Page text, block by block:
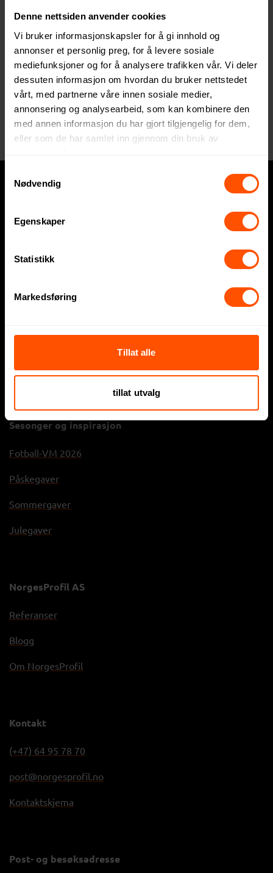
Denne nettsiden anvender cookies
Vi bruker informasjonskapsler for å gi innhold og
annonser et personlig preg, for å levere sosiale
mediefunksjoner og for å analysere trafikken vår. Vi deler
dessuten informasjon om hvordan du bruker nettstedet
vårt, med partnerne våre innen sosiale medier,
annonsering og analysearbeid, som kan kombinere den
med annen informasjon du har gjort tilgjengelig for dem,
eller som de har samlet inn gjennom din bruk av
Nødvendig
Egenskaper
Statistikk
Markedsføring
Tillat alle
tillat utvalg
+47 64 95 78 70
Profilklær
Firmagaver
Sesonger og inspirasjon
Fotball-VM 2026
Påskegaver
Sommergaver
Julegaver
NorgesProfil AS
Referanser
Blogg
Om NorgesProfil
Kontakt
(+47) 64 95 78 70
post@norgesprofil.no
Kontaktskjema
Post- og besøksadresse